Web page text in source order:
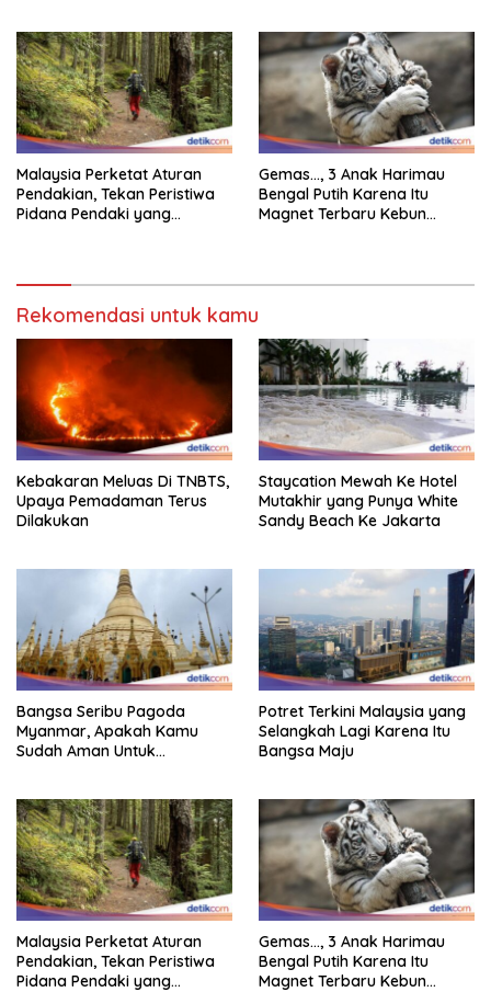
Malaysia Perketat Aturan
Pendakian, Tekan Peristiwa
Pidana Pendaki yang
Gemas…, 3 Anak Harimau
Bengal Putih Karena Itu
Magnet Terbaru Kebun
Rekomendasi untuk kamu
Kebakaran Meluas Di TNBTS,
Upaya Pemadaman Terus
Dilakukan
Staycation Mewah Ke Hotel
Mutakhir yang Punya White
Sandy Beach Ke Jakarta
Bangsa Seribu Pagoda
Myanmar, Apakah Kamu
Sudah Aman Untuk
Potret Terkini Malaysia yang
Selangkah Lagi Karena Itu
Bangsa Maju
Malaysia Perketat Aturan
Pendakian, Tekan Peristiwa
Pidana Pendaki yang
Gemas…, 3 Anak Harimau
Bengal Putih Karena Itu
Magnet Terbaru Kebun